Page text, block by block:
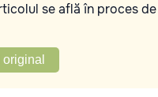
se află în proces